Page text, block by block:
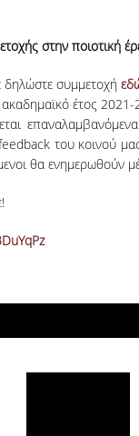
στην ποιοτική
δηλώστε συμμετοχή
έτος 2021-
του κοινού
θα ενημερωθούν